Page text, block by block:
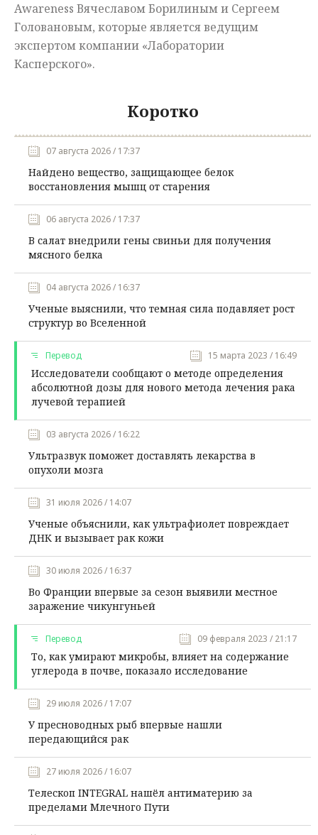
Awareness Вячеславом Борилиным и Сергеем
Головановым, которые является ведущим
экспертом компании «Лаборатории
Касперского».
Коротко
07 августа 2026 / 17:37
Найдено вещество, защищающее белок
восстановления мышц от старения
06 августа 2026 / 17:37
В салат внедрили гены свиньи для получения
мясного белка
04 августа 2026 / 16:37
Ученые выяснили, что темная сила подавляет рост
структур во Вселенной
Перевод 15 марта 2023 / 16:49
Исследователи сообщают о методе определения
абсолютной дозы для нового метода лечения рака
лучевой терапией
03 августа 2026 / 16:22
Ультразвук поможет доставлять лекарства в
опухоли мозга
31 июля 2026 / 14:07
Ученые объяснили, как ультрафиолет повреждает
ДНК и вызывает рак кожи
30 июля 2026 / 16:37
Во Франции впервые за сезон выявили местное
заражение чикунгуньей
Перевод 09 февраля 2023 / 21:17
То, как умирают микробы, влияет на содержание
углерода в почве, показало исследование
29 июля 2026 / 17:07
У пресноводных рыб впервые нашли
передающийся рак
27 июля 2026 / 16:07
Телескоп INTEGRAL нашёл антиматерию за
пределами Млечного Пути